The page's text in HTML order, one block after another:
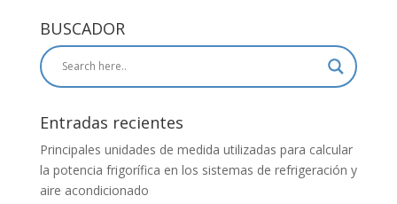
BUSCADOR
Entradas recientes
Principales unidades de medida utilizadas para calcular
la potencia frigorífica en los sistemas de refrigeración y
aire acondicionado